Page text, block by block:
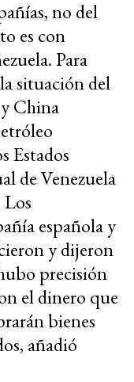
no del
es con
Para
situación del
China
Estados
de Venezuela
Los
española y
y dijeron
precisión
el dinero que
bienes
añadió